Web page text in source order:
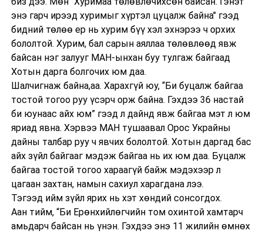
энэ гарч ирээд хуримыг хүртэл цуцалж байна" гээд
бидний төлөө ер нь хурим бүү хэл эхнэрээ ч орхих
бололтой. Хурим, бал сарын аяллаа төлөвлөөд явж
байсан нэг залууг МАН-ынхан буу тулгаж байгаад
Хотын дарга болгочих юм даа.
Шалчигнаж байна,аа. Харахгүй юу, “Би буцалж байгаа
тостой тогоо руу үсэрч орж байна. Гэхдээ 36 настай
би юунаас айх юм” гээд л дайнд явж байгаа мэт л юм
яриад явна. Хэрвээ МАН тушаавал Орос Украйны
дайны талбар руу ч явчих бололтой. Хотын даргад бас
айх зүйл байгааг мэдэж байгаа нь их юм даа. Буцалж
байгаа тостой тогоо хараагүй байж мэдэхээр л
цагаан захтан, намын сахиул харагдана лээ.
Тэгээд ийм зүйл ярих нь хэт хөндий сонсогдох.
Аан тийм, “Би Ерөнхийлөгчийн том охинтой хамтарч
амьдарч байсан нь үнэн. Гэхдээ энэ 11 жилийн өмнөх